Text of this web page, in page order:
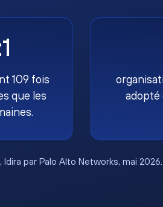
109 fois
que les
adopté
, Idira par Palo Alto Networks, mai 2026.